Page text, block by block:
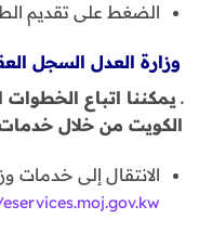
الضغط على تقديم
وزارة العدل السجل
ـ يمكننا اتباع
الكويت من خلال خدمات
الانتقال إلى خدمات